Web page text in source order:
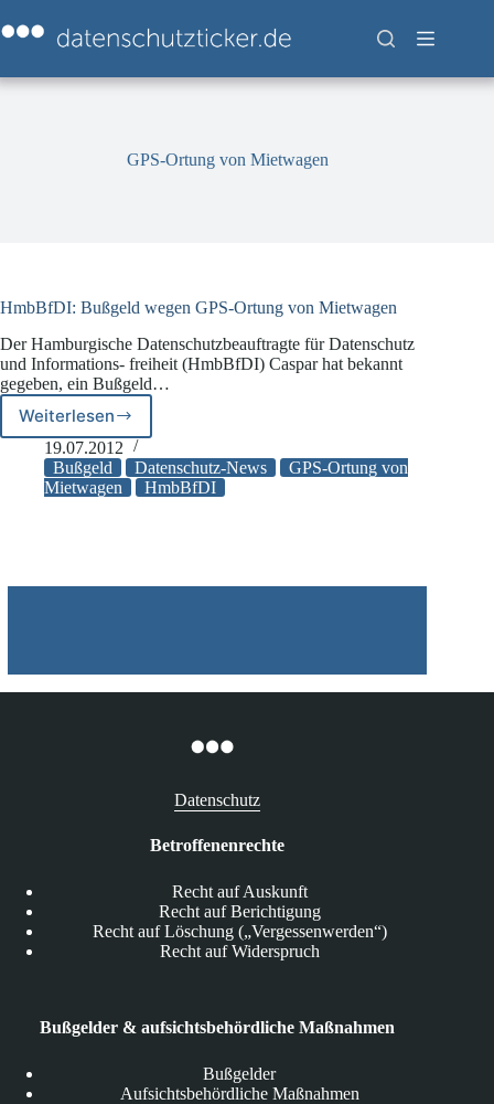
Inhalt
springen
GPS-Ortung von Mietwagen
HmbBfDI: Bußgeld wegen GPS-Ortung von Mietwagen
Der Hamburgische Datenschutzbeauftragte für Datenschutz
und Informations- freiheit (HmbBfDI) Caspar hat bekannt
gegeben, ein Bußgeld…
Weiterlesen
HmbBfDI:
Bußgeld
wegen
GPS-
19.07.2012
Bußgeld
Datenschutz-News
GPS-Ortung von
Mietwagen
HmbBfDI
Datenschutz
Betroffenenrechte
Recht auf Auskunft
Recht auf Berichtigung
Recht auf Löschung („Vergessenwerden“)
Recht auf Widerspruch
Bußgelder & aufsichtsbehördliche Maßnahmen
Bußgelder
Aufsichtsbehördliche Maßnahmen